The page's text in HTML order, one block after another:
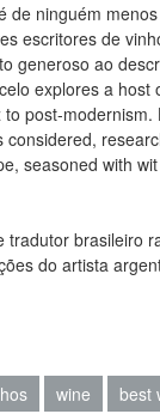
de ninguém
escritores de
generoso ao
explores a host
post-modernism.
seasoned with
tradutor brasileiro
do artista
wine
best